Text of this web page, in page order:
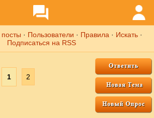
· Пользователи · Правила · Искать ·
Подписаться на RSS
1 2